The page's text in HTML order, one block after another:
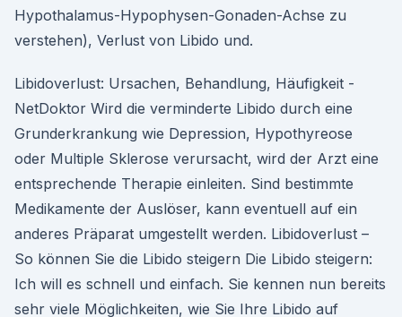
Hypothalamus-Hypophysen-Gonaden-Achse zu
verstehen), Verlust von Libido und.
Libidoverlust: Ursachen, Behandlung, Häufigkeit -
NetDoktor Wird die verminderte Libido durch eine
Grunderkrankung wie Depression, Hypothyreose
oder Multiple Sklerose verursacht, wird der Arzt eine
entsprechende Therapie einleiten. Sind bestimmte
Medikamente der Auslöser, kann eventuell auf ein
anderes Präparat umgestellt werden. Libidoverlust –
So können Sie die Libido steigern Die Libido steigern:
Ich will es schnell und einfach. Sie kennen nun bereits
sehr viele Möglichkeiten, wie Sie Ihre Libido auf